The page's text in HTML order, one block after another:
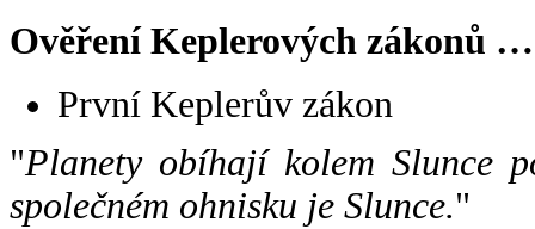
Ověření Keplerových zákonů …
První Keplerův zákon
"Planety obíhají kolem Slunce
společném ohnisku je Slunce."